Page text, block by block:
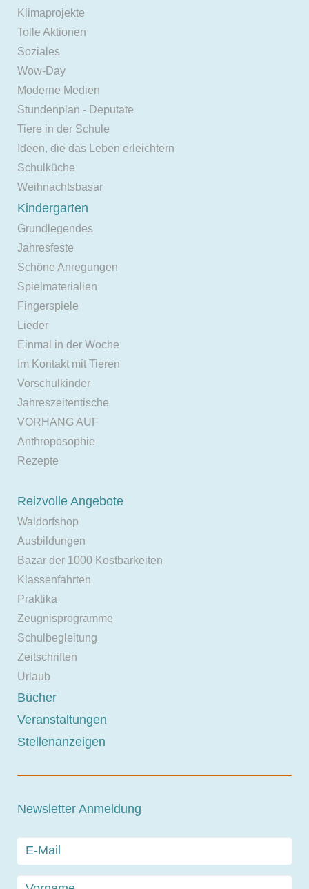
Klimaprojekte
Tolle Aktionen
Soziales
Wow-Day
Moderne Medien
Stundenplan - Deputate
Tiere in der Schule
Ideen, die das Leben erleichtern
Schulküche
Weihnachtsbasar
Kindergarten
Grundlegendes
Jahresfeste
Schöne Anregungen
Spielmaterialien
Fingerspiele
Lieder
Einmal in der Woche
Im Kontakt mit Tieren
Vorschulkinder
Jahreszeitentische
VORHANG AUF
Anthroposophie
Rezepte
Reizvolle Angebote
Waldorfshop
Ausbildungen
Bazar der 1000 Kostbarkeiten
Klassenfahrten
Praktika
Zeugnisprogramme
Schulbegleitung
Zeitschriften
Urlaub
Bücher
Veranstaltungen
Stellenanzeigen
Newsletter Anmeldung